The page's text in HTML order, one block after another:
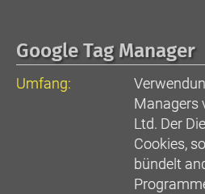
Google Tag Manager
Umfang:
Managers
Ltd. Der
Cookies,
bündelt